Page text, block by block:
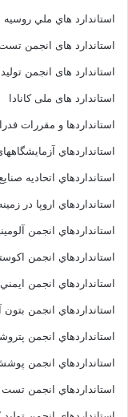
استاندارد هاي ملي روسيه
استاندارد های انجمن
استاندارد های انجمن
استاندارد های ملی کانادا
استانداردها و مقررات
استانداردهاي
استانداردهاي اتحاديه
استانداردهاي اروپا در
استانداردهاي انجمن
استانداردهاي انجمن
استانداردهاي انجمن ايمني
استانداردهاي انجمن بتون
استانداردهاي انجمن
استانداردهاي انجمن
استانداردهاي انجمن تست